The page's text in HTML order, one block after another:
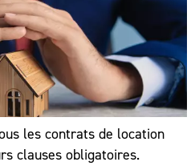
les contrats de location
clauses obligatoires.